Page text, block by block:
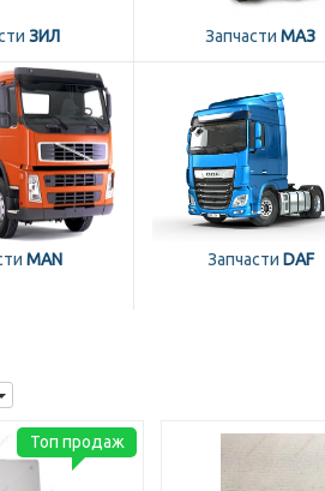
ЗИЛ Запчасти МАЗ
MAN Запчасти DAF
Топ продаж